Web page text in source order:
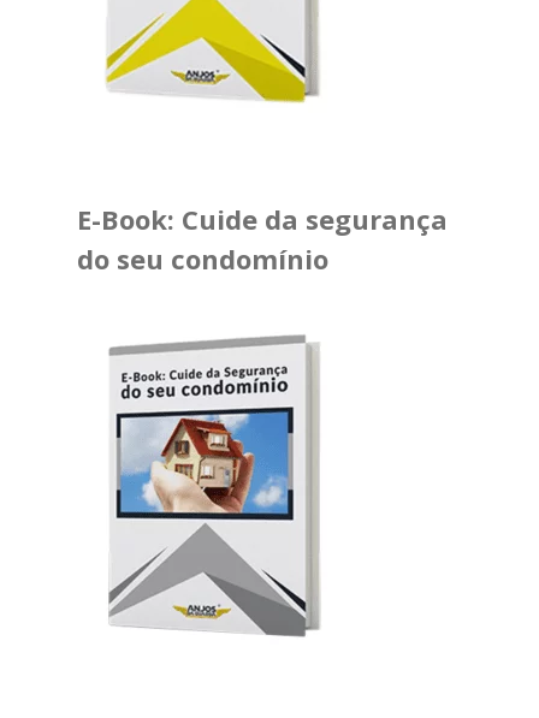
E-Book: Cuide da segurança
do seu condomínio